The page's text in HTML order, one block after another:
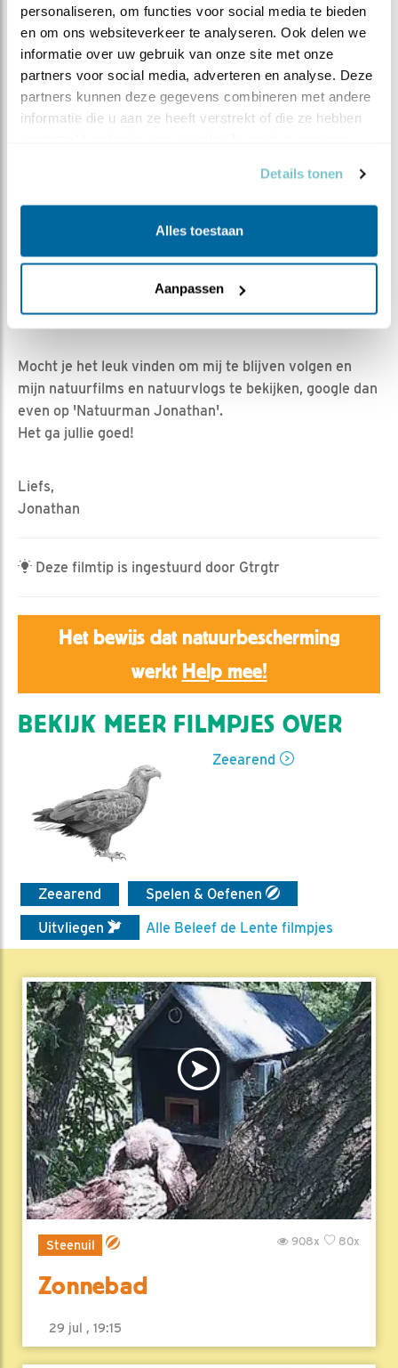
personaliseren, om functies voor social media te bieden
en om ons websiteverkeer te analyseren. Ook delen we
informatie over uw gebruik van onze site met onze
partners voor social media, adverteren en analyse. Deze
partners kunnen deze gegevens combineren met andere
informatie die u aan ze heeft verstrekt of die ze hebben
Details tonen
Alles toestaan
Aanpassen
Vind ik leuk| Bewaar dit filmpje
757x
We hebben er lang op moeten wachten, maar vandaag
is het dan eindelijk zover.... de eerste vlucht, en wat
voor een!
dit voor mij ook mijn laatste seizoen als clipmaker bij
leerkracht basisonderwijs te worden.
Mocht dit inderdaad mijn laatste clip zijn, dan wil ik jullie
allemaal enorm bedanken voor jullie enthousiasme,
gewaardeerd. Ik hoop jullie nog eens tegen te komen,
Mocht je het leuk vinden om mij te blijven volgen en
mijn natuurfilms en natuurvlogs te bekijken, google dan
even op 'Natuurman Jonathan'.
Het ga jullie goed!
Liefs,
Jonathan
Deze filmtip is ingestuurd door Gtrgtr
Het bewijs dat natuurbescherming
werkt Help mee!
BEKIJK MEER FILMPJES OVER
Zeearend
Zeearend
Spelen & Oefenen
Uitvliegen
Alle Beleef de Lente filmpjes
Steenuil 80x
908x
Zonnebad
29 jul , 19:15